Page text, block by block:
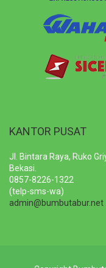
KANTOR PUSAT
Jl. Bintara Raya, Ruko
Bekasi.
0857-8226-1322
(telp-sms-wa)
admin@bumbutabur.net